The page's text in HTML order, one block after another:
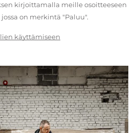
kirjoittamalla meille osoitteeseen
on merkintä "Paluu".
käyttämiseen